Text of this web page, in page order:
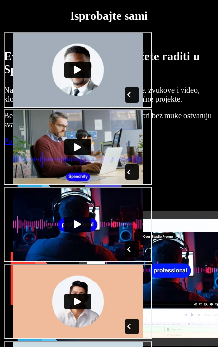
Isprobajte sami
Evo malog pregleda što možete raditi u
Speechify Studiju.
Napravite voice overe, dodajte besplatne slike, zvukove i video,
klonirajte svoj glas i složite sjajne audio-vizualne projekte.
Bez učenja i sve dostupno u pregledniku, autori bez muke ostvaruju
svaku kreativnu ideju.
Pokreni Studio